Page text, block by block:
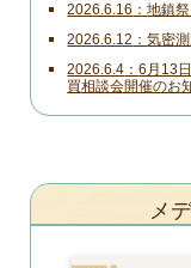
2026.6.16 地鎮
2026.6.12 気密
2026.6.4
6月13
買相談会開催のお
メ